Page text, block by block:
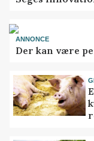
ANNONCE
Der kan være